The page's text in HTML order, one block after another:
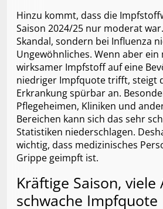
Hinzu kommt, dass die
Saison 2024/25 nur moderat
Skandal, sondern bei Influenza
Ungewöhnliches. Wenn aber
wirksamer Impfstoff auf eine
niedriger Impfquote trifft, steigt
Erkrankung spürbar an.
Pflegeheimen, Kliniken und
Bereichen kann sich das sehr
Statistiken niederschlagen.
wichtig, dass medizinisches
Grippe geimpft ist.
Kräftige Saison, viele
schwache Impfquote